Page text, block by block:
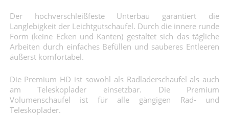
Der hochverschleißfeste Unterbau garantiert die
Langlebigkeit der Leichtgutschaufel. Durch die innere runde
Form (keine Ecken und Kanten) gestaltet sich das tägliche
Arbeiten durch einfaches Befüllen und sauberes Entleeren
äußerst komfortabel.
Die Premium HD ist sowohl als Radladerschaufel als auch
am Teleskoplader einsetzbar. Die Premium
Volumenschaufel ist für alle gängigen Rad- und
Teleskoplader.